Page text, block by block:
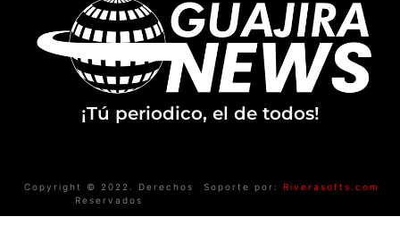
¡Tú periodico, el de todos!
Copyright © 2022. Derechos
Reservados
Soporte por: Riverasofts.com